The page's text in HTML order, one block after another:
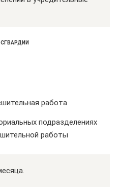
работа
подразделениях
работы